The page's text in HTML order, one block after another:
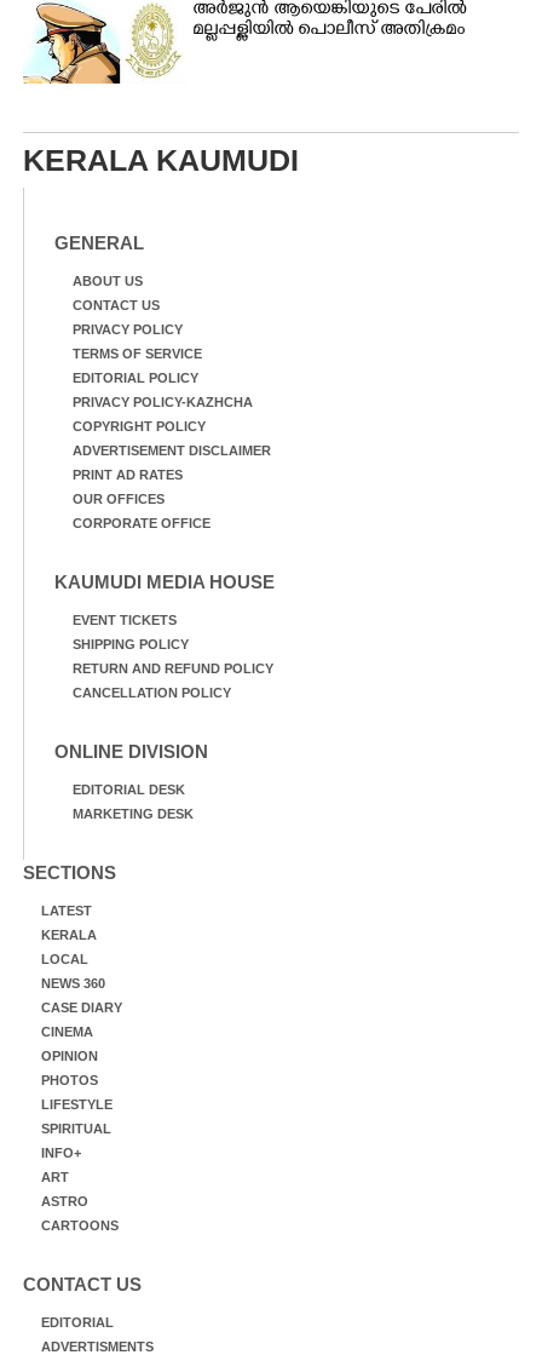
അർജുൻ ആയെങ്കിയുടെ പേരിൽ
മല്ലപ്പള്ളിയിൽ പൊലീസ് അതിക്രമം
KERALA KAUMUDI
GENERAL
ABOUT US
CONTACT US
PRIVACY POLICY
TERMS OF SERVICE
EDITORIAL POLICY
PRIVACY POLICY-KAZHCHA
COPYRIGHT POLICY
ADVERTISEMENT DISCLAIMER
PRINT AD RATES
OUR OFFICES
CORPORATE OFFICE
KAUMUDI MEDIA HOUSE
EVENT TICKETS
SHIPPING POLICY
RETURN AND REFUND POLICY
CANCELLATION POLICY
ONLINE DIVISION
EDITORIAL DESK
MARKETING DESK
SECTIONS
LATEST
KERALA
LOCAL
NEWS 360
CASE DIARY
CINEMA
OPINION
PHOTOS
LIFESTYLE
SPIRITUAL
INFO+
ART
ASTRO
CARTOONS
CONTACT US
EDITORIAL
ADVERTISMENTS